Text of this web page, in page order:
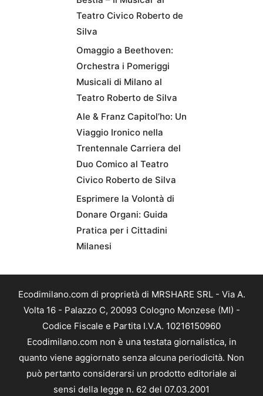
Teatro Civico Roberto de
Silva
Omaggio a Beethoven:
Orchestra i Pomeriggi
Musicali di Milano al
Teatro Roberto de Silva
Ale & Franz Capitol’ho: Un
Viaggio Ironico nella
Trentennale Carriera del
Duo Comico al Teatro
Civico Roberto de Silva
Esprimere la Volontà di
Donare Organi: Guida
Pratica per i Cittadini
Milanesi
Ecodimilano.com di proprietà di MRSHARE SRL - Via A.
Volta 16 - Palazzo C, 20093 Cologno Monzese (MI) -
Codice Fiscale e Partita I.V.A. 10216150960
Ecodimilano.com non è una testata giornalistica, in
quanto viene aggiornato senza alcuna periodicità. Non
può pertanto considerarsi un prodotto editoriale ai
sensi della legge n. 62 del 07.03.2001